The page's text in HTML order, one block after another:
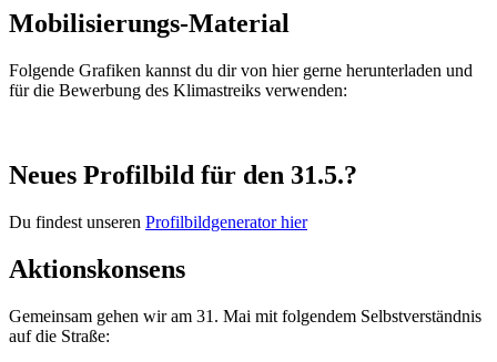
Mobilisierungs-Material
Folgende Grafiken kannst du dir von hier gerne herunterladen und
für die Bewerbung des Klimastreiks verwenden:
Neues Profilbild für den 31.5.?
Du findest unseren Profilbildgenerator hier
Aktionskonsens
Gemeinsam gehen wir am 31. Mai mit folgendem Selbstverständnis
auf die Straße: